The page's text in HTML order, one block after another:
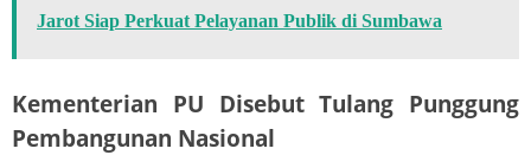
Jarot Siap Perkuat Pelayanan Publik di Sumbawa
Kementerian PU Disebut Tulang Punggung
Pembangunan Nasional